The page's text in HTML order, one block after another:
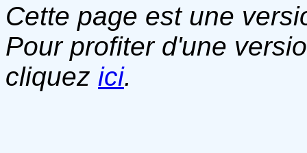
Cette page est une
Pour profiter d'une
cliquez ici.